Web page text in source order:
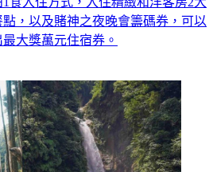
，以及賭神之夜晚會籌碼券，可以
大獎萬元住宿券。